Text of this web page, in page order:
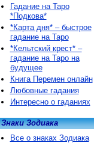
Гадание на Таро
*Подкова*
*Карта дня* – быстрое
гадание на Таро
*Кельтский крест* –
гадание на Таро на
будущее
Книга Перемен онлайн
Любовные гадания
Интересно о гаданиях
Знаки Зодиака
Все о знаках Зодиака